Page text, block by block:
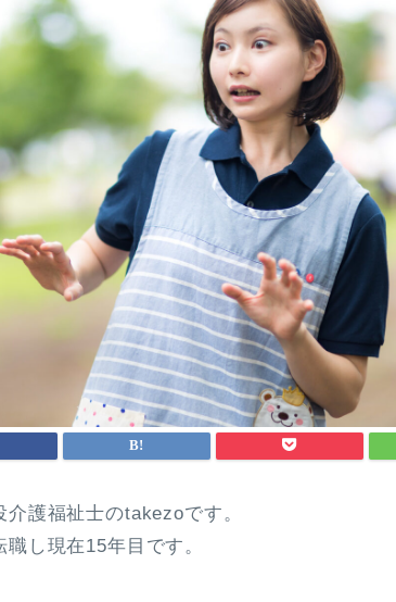
護福祉士のtakezoです。
し現在15年目です。